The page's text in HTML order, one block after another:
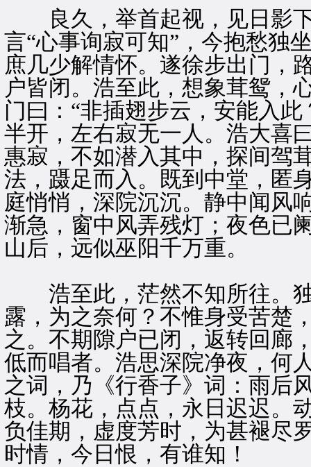
良久，举首起视，见日影下
言“心事询寂可知”，今抱愁独
庶几少解情怀。遂徐步出门，
户皆闭。浩至此，想象茸鸳，
门曰：“非插翅步云，安能入
半开，左右寂无一人。浩大喜
惠寂，不如潜入其中，探间驾
法，蹑足而入。既到中堂，匿
庭悄悄，深院沉沉。静中闻风
渐急，窗中风弄残灯；夜色已
山后，远似巫阳千万重。
浩至此，茫然不知所往。独
露，为之奈何？不惟身受苦楚
之。不期隙户已闭，返转回廊
低而唱者。浩思深院净夜，何
之词，乃《行香子》词：雨后
枝。杨花，点点，永日迟迟
负佳期，虚度芳时，为甚褪尽
时情，今日恨，有谁知！